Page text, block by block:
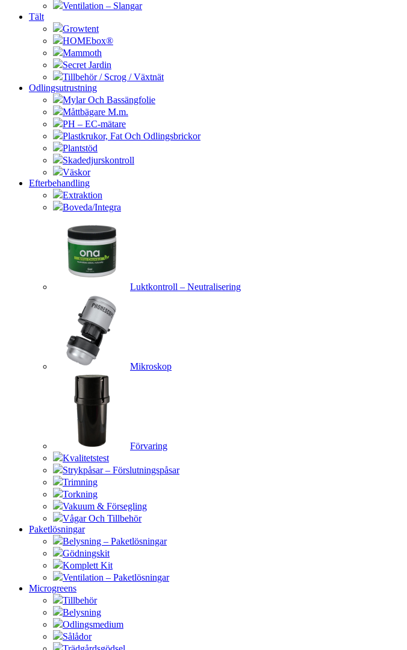
Ventilation – Slangar
Tält
Growtent
HOMEbox®
Mammoth
Secret Jardin
Tillbehör / Scrog / Växtnät
Odlingsutrustning
Mylar Och Bassängfolie
Måttbägare M.m.
PH – EC-mätare
Plastkrukor, Fat Och Odlingsbrickor
Plantstöd
Skadedjurskontroll
Väskor
Efterbehandling
Extraktion
Boveda/Integra
Luktkontroll – Neutralisering
Mikroskop
Förvaring
Kvalitetstest
Strykpåsar – Förslutningspåsar
Trimning
Torkning
Vakuum & Försegling
Vågar Och Tillbehör
Paketlösningar
Belysning – Paketlösningar
Gödningskit
Komplett Kit
Ventilation – Paketlösningar
Microgreens
Tillbehör
Belysning
Odlingsmedium
Sålådor